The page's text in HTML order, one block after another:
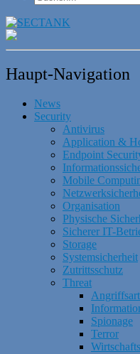
Haupt-Navigation
News
Security
Antivirus
Application &
Endpoint
Mobile
Organisation
Physische
Sicherer IT-
Storage
Systemsicherheit
Zutrittsschutz
Threat
Spionage
Terror